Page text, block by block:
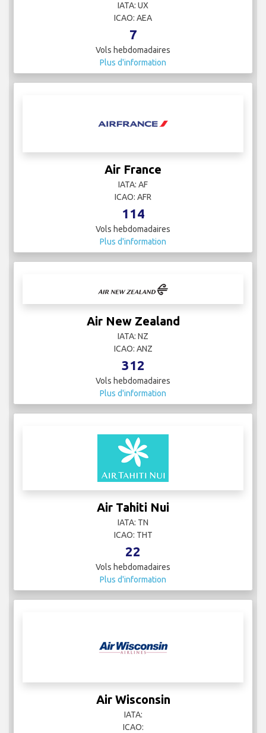
IATA: UX
ICAO: AEA
7
Vols hebdomadaires
Plus d'information
Air France
IATA: AF
ICAO: AFR
114
Vols hebdomadaires
Plus d'information
Air New Zealand
IATA: NZ
ICAO: ANZ
312
Vols hebdomadaires
Plus d'information
Air Tahiti Nui
IATA: TN
ICAO: THT
22
Vols hebdomadaires
Plus d'information
Air Wisconsin
IATA:
ICAO: